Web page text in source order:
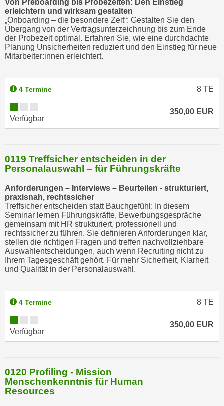
Von Preboarding bis Probezeiten: Den Einstieg
erleichtern und wirksam gestalten
„Onboarding – die besondere Zeit“: Gestalten Sie den
Übergang von der Vertragsunterzeichnung bis zum Ende
der Probezeit optimal. Erfahren Sie, wie eine durchdachte
Planung Unsicherheiten reduziert und den Einstieg für neue
Mitarbeiter:innen erleichtert.
4 Termine 8 TE
Verfügbar
350,00 EUR
0119 Treffsicher entscheiden in der
Personalauswahl – für Führungskräfte
Anforderungen – Interviews – Beurteilen - strukturiert,
praxisnah, rechtssicher
Treffsicher entscheiden statt Bauchgefühl: In diesem
Seminar lernen Führungskräfte, Bewerbungsgespräche
gemeinsam mit HR strukturiert, professionell und
rechtssicher zu führen. Sie definieren Anforderungen klar,
stellen die richtigen Fragen und treffen nachvollziehbare
Auswahlentscheidungen, auch wenn Recruiting nicht zu
Ihrem Tagesgeschäft gehört. Für mehr Sicherheit, Klarheit
und Qualität in der Personalauswahl.
4 Termine 8 TE
Verfügbar
350,00 EUR
0120 Profiling - Mission
Menschenkenntnis für Human
Resources